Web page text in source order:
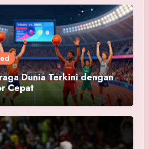
Dunia Terkini dengan
Cepat